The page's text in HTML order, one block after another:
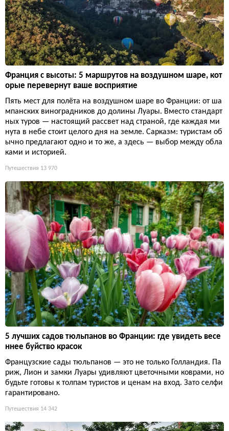
Франция с высоты: 5 маршрутов на воздушном шаре, кот
орые перевернут ваше восприятие
Пять мест для полёта на воздушном шаре во Франции: от ша
мпанских виноградников до долины Луары. Вместо стандарт
ных туров — настоящий рассвет над страной, где каждая ми
нута в небе стоит целого дня на земле. Сарказм: туристам об
ычно предлагают одно и то же, а здесь — выбор между обла
ками и историей.
Путешествия 13 970
5 лучших садов тюльпанов во Франции: где увидеть весе
ннее буйство красок
Французские сады тюльпанов — это не только Голландия. Па
риж, Лион и замки Луары удивляют цветочными коврами, но
будьте готовы к толпам туристов и ценам на вход. Зато селфи
гарантировано.
Путешествия 14 342